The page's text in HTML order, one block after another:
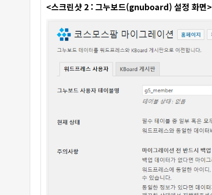
<스크린샷 2 : 그누보드(gnuboard) 설정 화면>